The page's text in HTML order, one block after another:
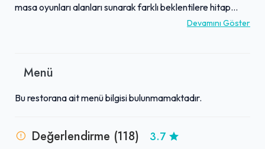
masa oyunları alanları sunarak farklı beklentilere hitap
etmektedir. Misafirler, özellikle doyurucu kahvaltı
planda tutmaktadır. Çeşitli sosyal etkinlikler için uygun
sunulan manzaralarıyla da beğeni toplamaktadır. İşletme,
isteyenler için Yüksekova'nın tercih edilen adreslerinden
biri olarak öne çıkmakta, bölgedeki standartları yukarı
Devamını Göster
Menü
Bu restorana ait menü bilgisi bulunmamaktadır.
Değerlendirme (118) 3.7